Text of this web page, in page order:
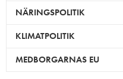
NÄRINGSPOLITIK
KLIMATPOLITIK
MEDBORGARNAS EU